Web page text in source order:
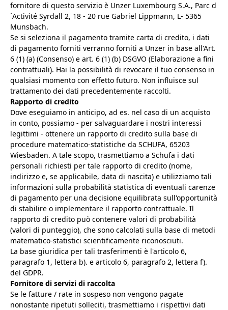
fornitore di questo servizio è Unzer Luxembourg S.A., Parc d
´Activité Syrdall 2, 18 - 20 rue Gabriel Lippmann, L- 5365
Munsbach.
Se si seleziona il pagamento tramite carta di credito, i dati
di pagamento forniti verranno forniti a Unzer in base all'Art.
6 (1) (a) (Consenso) e art. 6 (1) (b) DSGVO (Elaborazione a fini
contrattuali). Hai la possibilità di revocare il tuo consenso in
qualsiasi momento con effetto futuro. Non influisce sul
trattamento dei dati precedentemente raccolti.
Rapporto di credito
Dove eseguiamo in anticipo, ad es. nel caso di un acquisto
in conto, possiamo - per salvaguardare i nostri interessi
legittimi - ottenere un rapporto di credito sulla base di
procedure matematico-statistiche da SCHUFA, 65203
Wiesbaden. A tale scopo, trasmettiamo a Schufa i dati
personali richiesti per tale rapporto di credito (nome,
indirizzo e, se applicabile, data di nascita) e utilizziamo tali
informazioni sulla probabilità statistica di eventuali carenze
di pagamento per una decisione equilibrata sull'opportunità
di stabilire o implementare il rapporto contrattuale. Il
rapporto di credito può contenere valori di probabilità
(valori di punteggio), che sono calcolati sulla base di metodi
matematico-statistici scientificamente riconosciuti.
La base giuridica per tali trasferimenti è l'articolo 6,
paragrafo 1, lettera b). e articolo 6, paragrafo 2, lettera f).
del GDPR.
Fornitore di servizi di raccolta
Se le fatture / rate in sospeso non vengono pagate
nonostante ripetuti solleciti, trasmettiamo i rispettivi dati